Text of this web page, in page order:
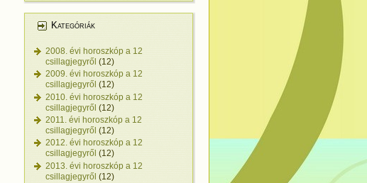
Kategóriák
2008. évi horoszkóp a 12
csillagjegyről (12)
2009. évi horoszkóp a 12
csillagjegyről (12)
2010. évi horoszkóp a 12
csillagjegyről (12)
2011. évi horoszkóp a 12
csillagjegyről (12)
2012. évi horoszkóp a 12
csillagjegyről (12)
2013. évi horoszkóp a 12
csillagjegyről (12)